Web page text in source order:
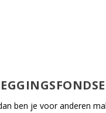
ben je voor anderen